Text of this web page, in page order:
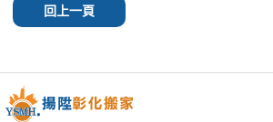
回上一頁